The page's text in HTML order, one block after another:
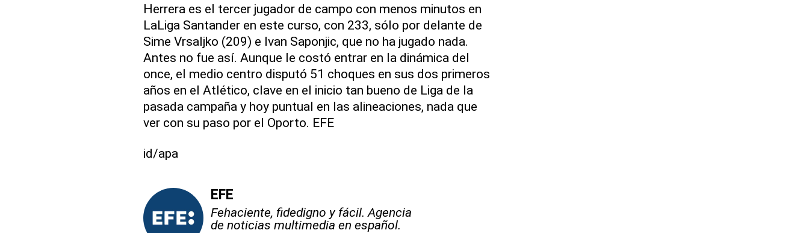
Herrera es el tercer jugador de campo con menos minutos en
LaLiga Santander en este curso, con 233, sólo por delante de
Sime Vrsaljko (209) e Ivan Saponjic, que no ha jugado nada.
Antes no fue así. Aunque le costó entrar en la dinámica del
once, el medio centro disputó 51 choques en sus dos primeros
años en el Atlético, clave en el inicio tan bueno de Liga de la
pasada campaña y hoy puntual en las alineaciones, nada que
ver con su paso por el Oporto. EFE
id/apa
EFE
Fehaciente, fidedigno y fácil. Agencia
de noticias multimedia en español.